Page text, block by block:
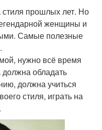
прошлых лет. Но
женщины и
Самые полезные
нужно всё время
обладать
должна учиться
стиля, играть на